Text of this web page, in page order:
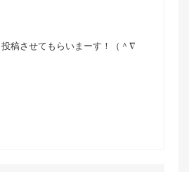
稿させてもらいまーす！（＾∇